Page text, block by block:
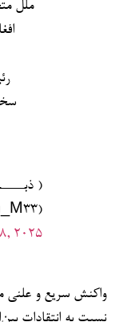
ملل
2025
واکنش سریع و علنی